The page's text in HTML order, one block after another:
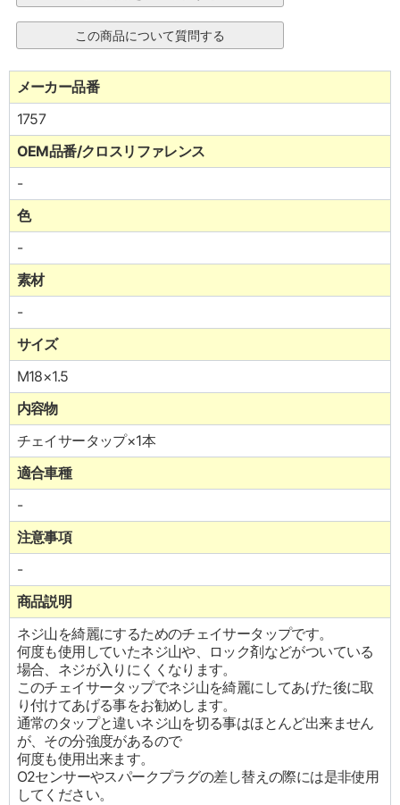
メーカー品番
1757
OEM品番/クロスリファレンス
-
色
-
素材
-
サイズ
M18×1.5
内容物
チェイサータップ×1本
適合車種
-
注意事項
-
商品説明
ネジ山を綺麗にするためのチェイサータップです。
何度も使用していたネジ山や、ロック剤などがついている
場合、ネジが入りにくくなります。
このチェイサータップでネジ山を綺麗にしてあげた後に取
り付けてあげる事をお勧めします。
通常のタップと違いネジ山を切る事はほとんど出来ません
が、その分強度があるので
何度も使用出来ます。
O2センサーやスパークプラグの差し替えの際には是非使用
してください。